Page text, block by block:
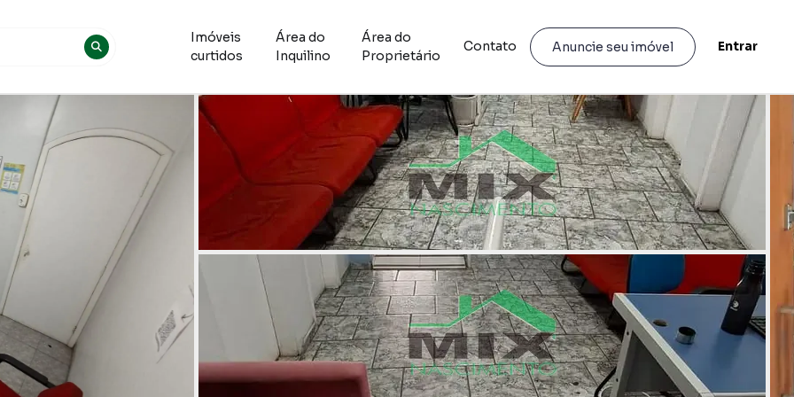
Imóveis
curtidos
Área do
Inquilino
Área do
Proprietário
Contato Anuncie seu imóvel Entrar